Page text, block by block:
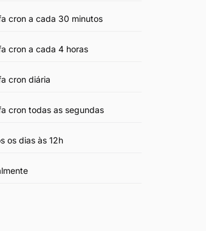
cron a cada 30 minutos
cron a cada 4 horas
cron diária
cron todas as segundas
os dias às 12h